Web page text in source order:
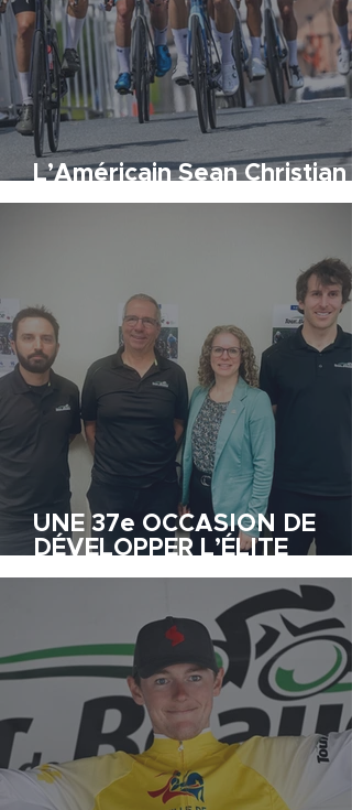
L’Américain Sean Christian
endosse le maillot jaune
UNE 37e OCCASION DE
DÉVELOPPER L’ÉLITE
CYCLISTE MONDIALE